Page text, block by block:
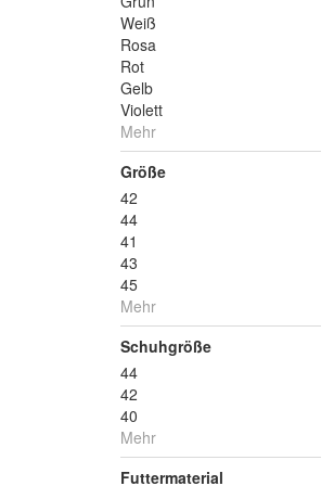
Weiß
Rosa
Rot
Gelb
Violett
Mehr
Größe
42
44
41
43
45
Mehr
Schuhgröße
44
42
40
Mehr
Futtermaterial